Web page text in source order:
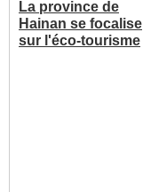
La province de
Hainan se focalise
sur l'éco-tourisme